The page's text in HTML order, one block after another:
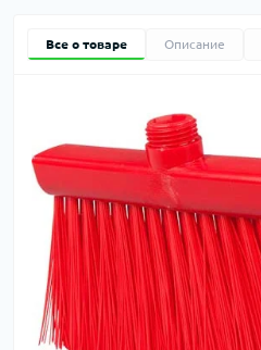
Все о товаре Описание